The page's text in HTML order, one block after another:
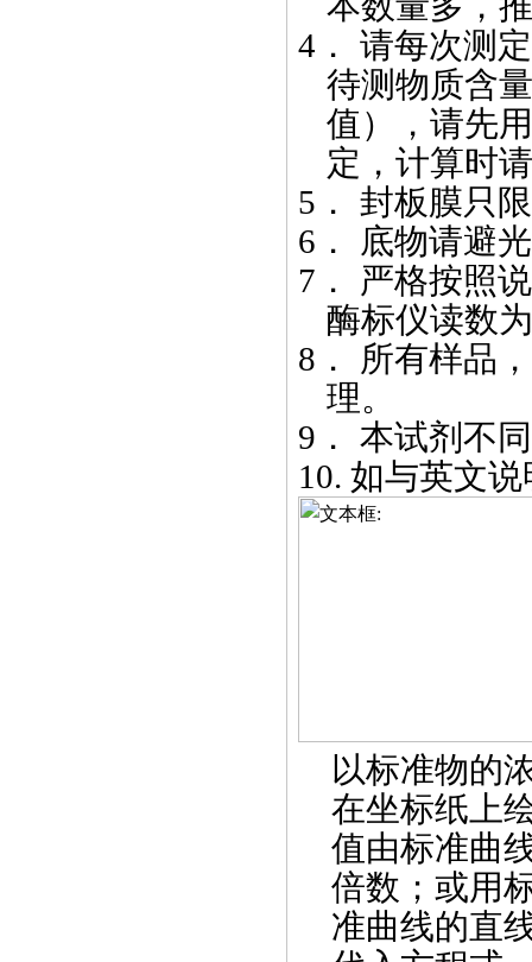
4．
请每次测
待测物质含
值），请先
定，计算时
5．
封板膜只
6．
底物请避
7．
严格按照
酶标仪读数
8．
所有样品
理。
9．
本试剂不
10. 如与英文
以标准物的
在坐标纸上
值由标准曲
倍数；或用
准曲线的直